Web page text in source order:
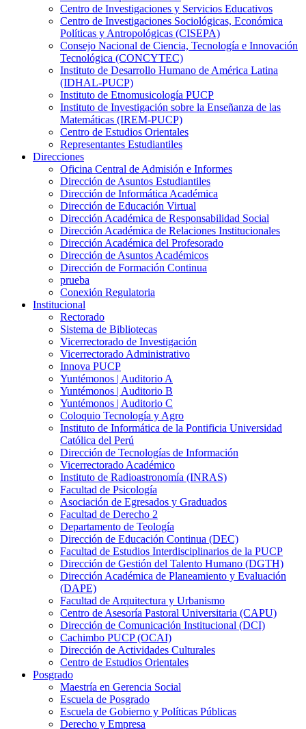
Centro de Investigaciones y Servicios Educativos
Centro de Investigaciones Sociológicas, Económica
Políticas y Antropológicas (CISEPA)
Consejo Nacional de Ciencia, Tecnología e Innovación
Tecnológica (CONCYTEC)
Instituto de Desarrollo Humano de América Latina
(IDHAL-PUCP)
Instituto de Etnomusicología PUCP
Instituto de Investigación sobre la Enseñanza de las
Matemáticas (IREM-PUCP)
Centro de Estudios Orientales
Representantes Estudiantiles
Direcciones
Oficina Central de Admisión e Informes
Dirección de Asuntos Estudiantiles
Dirección de Informática Académica
Dirección de Educación Virtual
Dirección Académica de Responsabilidad Social
Dirección Académica de Relaciones Institucionales
Dirección Académica del Profesorado
Dirección de Asuntos Académicos
Dirección de Formación Continua
prueba
Conexión Regulatoria
Institucional
Rectorado
Sistema de Bibliotecas
Vicerrectorado de Investigación
Vicerrectorado Administrativo
Innova PUCP
Yuntémonos | Auditorio A
Yuntémonos | Auditorio B
Yuntémonos | Auditorio C
Coloquio Tecnología y Agro
Instituto de Informática de la Pontificia Universidad
Católica del Perú
Dirección de Tecnologías de Información
Vicerrectorado Académico
Instituto de Radioastronomía (INRAS)
Facultad de Psicología
Asociación de Egresados y Graduados
Facultad de Derecho 2
Departamento de Teología
Dirección de Educación Continua (DEC)
Facultad de Estudios Interdisciplinarios de la PUCP
Dirección de Gestión del Talento Humano (DGTH)
Dirección Académica de Planeamiento y Evaluación
(DAPE)
Facultad de Arquitectura y Urbanismo
Centro de Asesoría Pastoral Universitaria (CAPU)
Dirección de Comunicación Institucional (DCI)
Cachimbo PUCP (OCAI)
Dirección de Actividades Culturales
Centro de Estudios Orientales
Posgrado
Maestría en Gerencia Social
Escuela de Posgrado
Escuela de Gobierno y Políticas Públicas
Derecho y Empresa